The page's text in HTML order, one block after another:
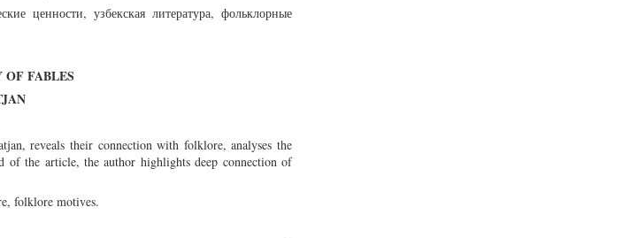
ценности, узбекская литература, фольклорные
FABLES
reveals their connection with folklore, analyses the
the article, the author highlights deep connection of
folklore motives.